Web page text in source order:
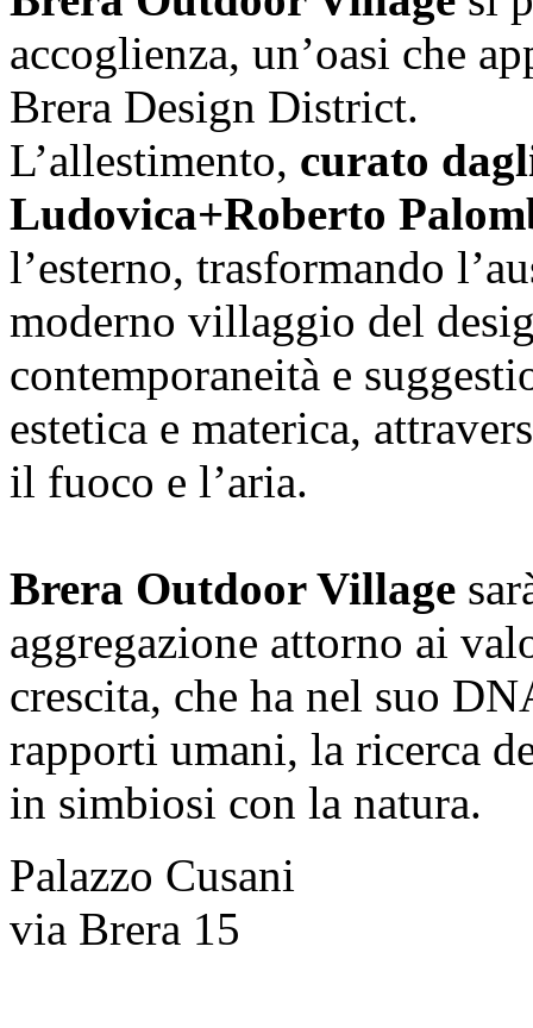
accoglienza, un’oasi che
Brera Design District.
L’allestimento, curato
Ludovica+Roberto
l’esterno, trasformando
moderno villaggio del
contemporaneità e
estetica e materica,
il fuoco e l’aria.
Brera Outdoor Village
aggregazione attorno ai
crescita, che ha nel suo
rapporti umani, la ricerca
in simbiosi con la natura.
Palazzo Cusani
via Brera 15